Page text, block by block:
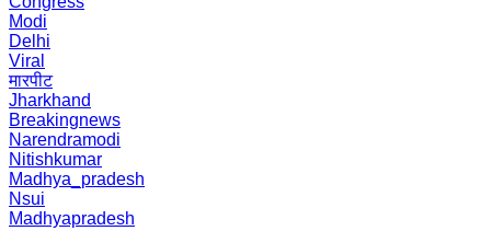
Modi
Delhi
Viral
मारपीट
Jharkhand
Breakingnews
Narendramodi
Nitishkumar
Madhya_pradesh
Nsui
Madhyapradesh